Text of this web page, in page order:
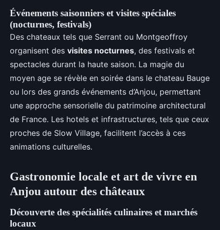
Événements saisonniers et visites spéciales
(nocturnes, festivals)
Des chateaux tels que Serrant ou Montgeoffroy
organisent des visites nocturnes, des festivals et
spectacles durant la haute saison. La magie du
moyen age se révèle en soirée dans le chateau Bauge
ou lors des grands événements d’Anjou, permettant
une approche sensorielle du patrimoine architectural
de France. Les hotels et infrastructures, tels que ceux
proches de Slow Village, facilitent l’accès à ces
animations culturelles.
Gastronomie locale et art de vivre en
Anjou autour des châteaux
Découverte des spécialités culinaires et marchés
locaux